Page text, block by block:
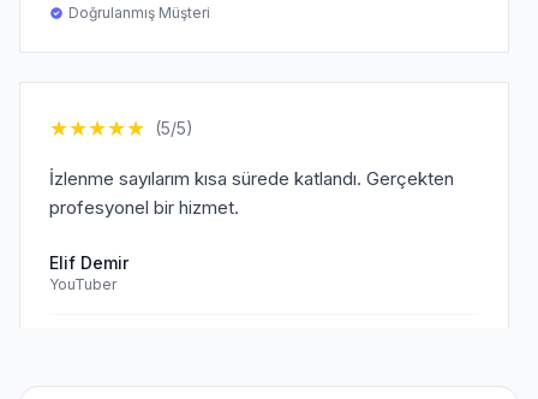
Doğrulanmış Müşteri
★★★★★ (5/5)
İzlenme sayılarım kısa sürede katlandı. Gerçekten
profesyonel bir hizmet.
Elif Demir
YouTuber